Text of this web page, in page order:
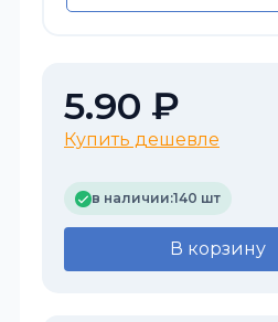
5.90 ₽
Купить дешевле
в наличии:140 шт
В корзину